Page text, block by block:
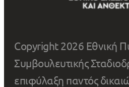
Copyright 2026 Εθνική
Συμβουλευτικής
επιφύλαξη παντός